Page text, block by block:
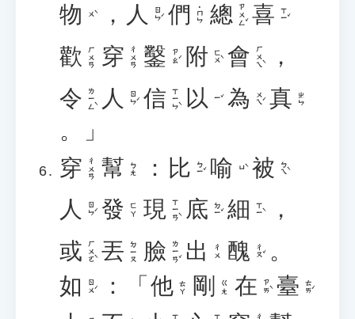
物 ㄨˋ ， 人 ㄖㄣˊ 們 ˙ㄇㄣ 總 ㄗㄨㄥˇ 喜 ㄒㄧˇ
歡 ㄏㄨㄢ 穿 ㄔㄨㄢ 鑿 ㄗㄠˊ 附 ㄈㄨˋ 會 ㄏㄨㄟˋ
，
令 ㄌㄧㄥˋ 人 ㄖㄣˊ 信 ㄒㄧㄣˋ 以 ㄧˇ 為 ㄨㄟˊ 真 ㄓㄣ
。」
穿 ㄔㄨㄢ 幫 ㄅㄤ ： 比 ㄅㄧˇ 喻 ㄩˋ 被 ㄅㄟˋ
人 ㄖㄣˊ 發 ㄈㄚ 現 ㄒㄧㄢˋ 底 ㄉㄧˇ 細 ㄒㄧˋ
，
或 ㄏㄨㄛˋ 丟 ㄉㄧㄡ 臉 ㄌㄧㄢˇ 出 ㄔㄨ 醜 ㄔㄡˇ 。
如 ㄖㄨˊ ：「 他 ㄊㄚ 剛 ㄍㄤ 在 ㄗㄞˋ 臺 ㄊㄞˊ